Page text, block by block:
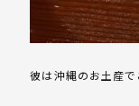
彼は沖縄のお土産で